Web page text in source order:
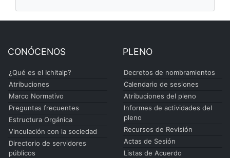
CONÓCENOS
¿Qué es el Ichitaip?
Atribuciones
Marco Normativo
Preguntas frecuentes
Estructura Orgánica
Vinculación con la sociedad
Directorio de servidores
públicos
PLENO
Decretos de nombramientos
Calendario de sesiones
Atribuciones del pleno
Informes de actividades del
pleno
Recursos de Revisión
Actas de Sesión
Listas de Acuerdo